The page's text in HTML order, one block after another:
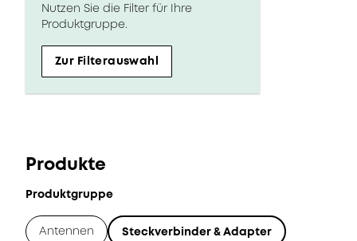
Nutzen Sie die Filter für Ihre
Produktgruppe.
Zur Filterauswahl
Produkte
Produktgruppe
Antennen Steckverbinder & Adapter